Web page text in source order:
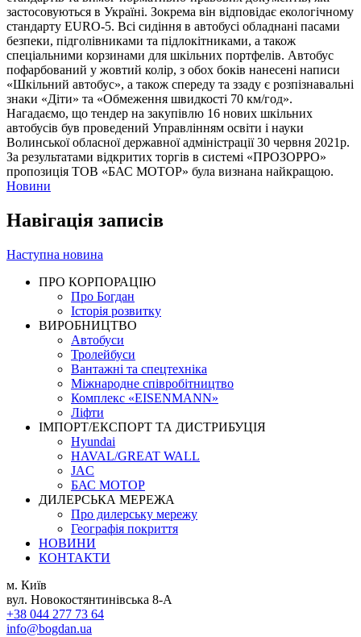
застосовуються в Україні. Зокрема він відповідає екологічному
стандарту EURO-5. Всі сидіння в автобусі обладнані пасами
безпеки, підголівниками та підлокітниками, а також
спеціальними корзинами для шкільних портфелів. Автобус
пофарбований у жовтий колір, з обох боків нанесені написи
«Шкільний автобус», а також спереду та ззаду є розпізнавальні
знаки «Діти» та «Обмеження швидкості 70 км/год».
Нагадаємо, що тендер на закупівлю 16 нових шкільних
автобусів був проведений Управлінням освіти і науки
Волинської обласної державної адміністрації 30 червня 2021р.
За результатами відкритих торгів в системі «ПРОЗОРРО»
пропозиція ТОВ «БАС МОТОР» була визнана найкращою.
Новини
Навігація записів
Наступна новина
ПРО КОРПОРАЦІЮ
Про Богдан
Історія розвитку
ВИРОБНИЦТВО
Автобуси
Тролейбуси
Вантажні та спецтехніка
Міжнародне співробітництво
Комплекс «EISENMANN»
Ліфти
ІМПОРТ/ЕКСПОРТ ТА ДИСТРИБУЦІЯ
Hyundai
HAVAL/GREAT WALL
JAC
БАС МОТОР
ДИЛЕРСЬКА МЕРЕЖА
Про дилерську мережу
Географія покриття
НОВИНИ
КОНТАКТИ
м. Київ
вул. Новокостянтинівська 8-А
+38 044 277 73 64
info@bogdan.ua